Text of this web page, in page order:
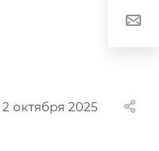
октября 2025